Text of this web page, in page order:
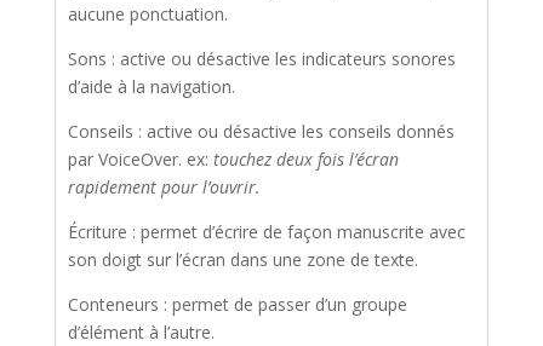
aucune ponctuation.
Sons : active ou désactive les indicateurs sonores
d’aide à la navigation.
Conseils : active ou désactive les conseils donnés
par VoiceOver. ex: touchez deux fois l’écran
rapidement pour l’ouvrir.
Écriture : permet d’écrire de façon manuscrite avec
son doigt sur l’écran dans une zone de texte.
Conteneurs : permet de passer d’un groupe
d’élément à l’autre.